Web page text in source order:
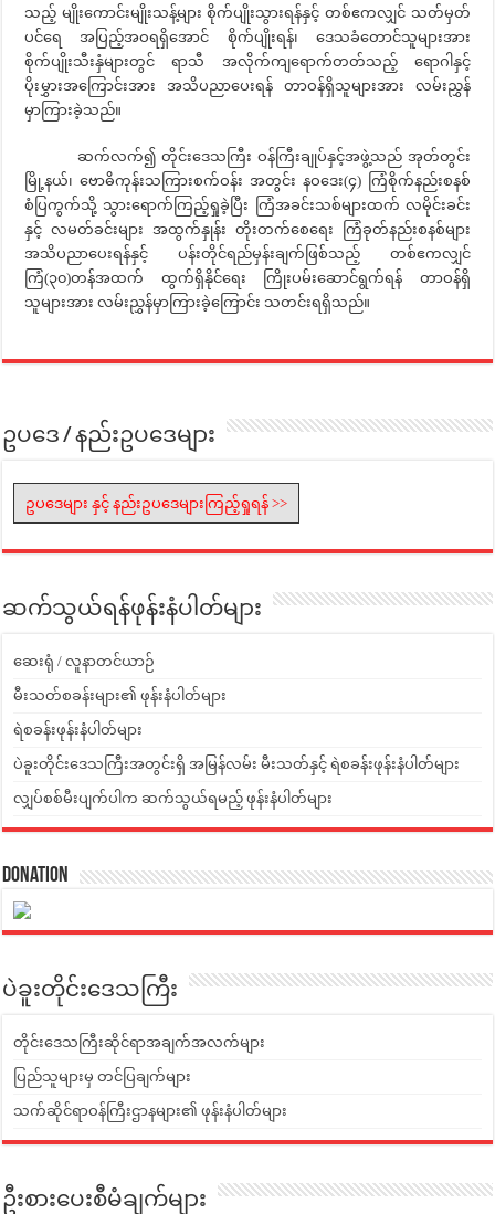
သည့် မျိုးကောင်းမျိုးသန့်များ စိုက်ပျိုးသွားရန်နှင့် တစ်ဧကလျှင် သတ်မှတ်
ပင်ရေ အပြည့်အဝရရှိအောင် စိုက်ပျိုးရန်၊ ဒေသခံတောင်သူများအား
စိုက်ပျိုးသီးနှံများတွင် ရာသီ အလိုက်ကျရောက်တတ်သည့် ရောဂါနှင့်
ပိုးမွှားအကြောင်းအား အသိပညာပေးရန် တာဝန်ရှိသူများအား လမ်းညွှန်
မှာကြားခဲ့သည်။
ဆက်လက်၍ တိုင်းဒေသကြီး ဝန်ကြီးချုပ်နှင့်အဖွဲ့သည် အုတ်တွင်း
မြို့နယ်၊ ဗောဓိကုန်းသကြားစက်ဝန်း အတွင်း နဝဒေး(၄) ကြံစိုက်နည်းစနစ်
စံပြကွက်သို့ သွားရောက်ကြည့်ရှုခဲ့ပြီး ကြံအခင်းသစ်များထက် လမိုင်းခင်း
နှင့် လမတ်ခင်းများ အထွက်နှုန်း တိုးတက်စေရေး ကြံခုတ်နည်းစနစ်များ
အသိပညာပေးရန်နှင့် ပန်းတိုင်ရည်မှန်းချက်ဖြစ်သည့် တစ်ဧကလျှင်
ကြံ(၃၀)တန်အထက် ထွက်ရှိနိုင်ရေး ကြိုးပမ်းဆောင်ရွက်ရန် တာဝန်ရှိ
သူများအား လမ်းညွှန်မှာကြားခဲ့ကြောင်း သတင်းရရှိသည်။
ဥပဒေ / နည်းဥပဒေများ
ဥပဒေများ နှင့် နည်းဥပဒေများကြည့်ရှုရန် >>
ဆက်သွယ်ရန်ဖုန်းနံပါတ်များ
ဆေးရုံ / လူနာတင်ယာဉ်
မီးသတ်စခန်းများ၏ ဖုန်းနံပါတ်များ
ရဲစခန်းဖုန်းနံပါတ်များ
ပဲခူးတိုင်းဒေသကြီးအတွင်းရှိ အမြန်လမ်း မီးသတ်နှင့် ရဲစခန်းဖုန်းနံပါတ်များ
လျှပ်စစ်မီးပျက်ပါက ဆက်သွယ်ရမည့် ဖုန်းနံပါတ်များ
Donation
ပဲခူးတိုင်းဒေသကြီး
တိုင်းဒေသကြီးဆိုင်ရာအချက်အလက်များ
ပြည်သူများမှ တင်ပြချက်များ
သက်ဆိုင်ရာဝန်ကြီးဌာနများ၏ ဖုန်းနံပါတ်များ
ဦးစားပေးစီမံချက်များ